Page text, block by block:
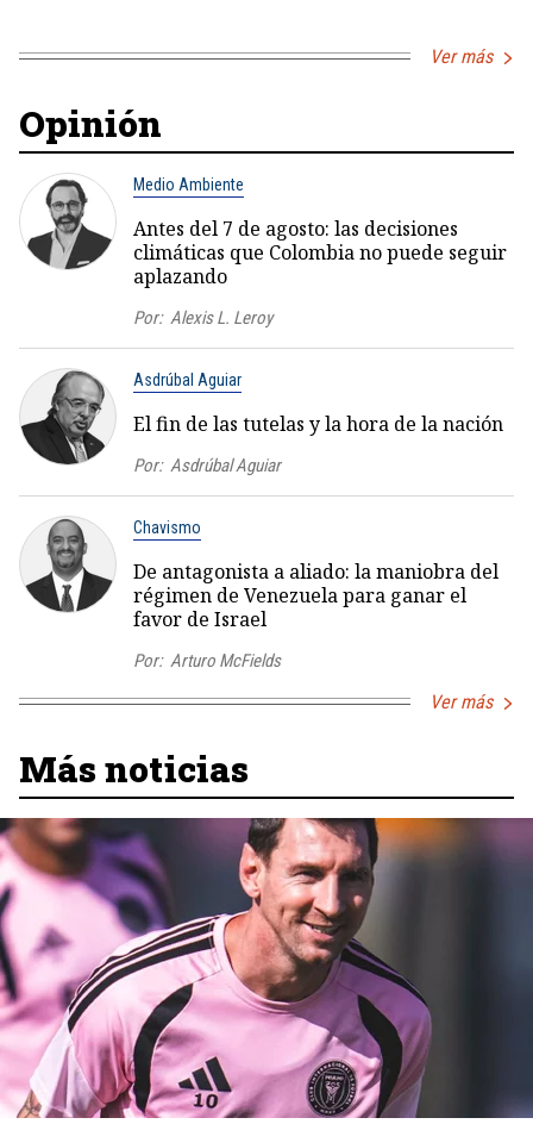
Ver más
Opinión
Medio Ambiente
Antes del 7 de agosto: las decisiones
climáticas que Colombia no puede seguir
aplazando
Por: Alexis L. Leroy
Asdrúbal Aguiar
El fin de las tutelas y la hora de la nación
Por: Asdrúbal Aguiar
Chavismo
De antagonista a aliado: la maniobra del
régimen de Venezuela para ganar el
favor de Israel
Por: Arturo McFields
Ver más
Más noticias